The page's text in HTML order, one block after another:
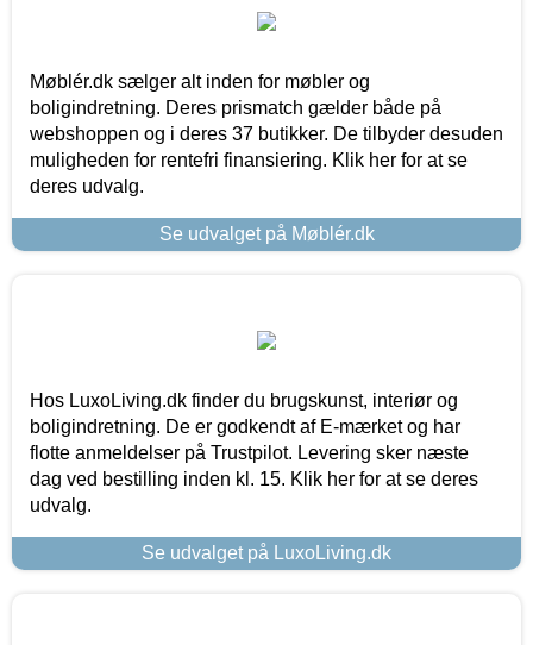
Møblér.dk sælger alt inden for møbler og
boligindretning. Deres prismatch gælder både på
webshoppen og i deres 37 butikker. De tilbyder desuden
muligheden for rentefri finansiering. Klik her for at se
deres udvalg.
Se udvalget på Møblér.dk
Hos LuxoLiving.dk finder du brugskunst, interiør og
boligindretning. De er godkendt af E-mærket og har
flotte anmeldelser på Trustpilot. Levering sker næste
dag ved bestilling inden kl. 15. Klik her for at se deres
udvalg.
Se udvalget på LuxoLiving.dk